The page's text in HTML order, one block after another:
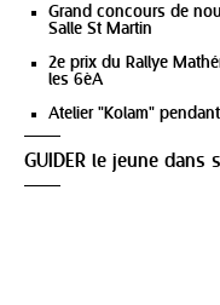
Grand concours de
Salle St Martin
2e prix du Rallye
les 6èA
Atelier "Kolam"
GUIDER le jeune